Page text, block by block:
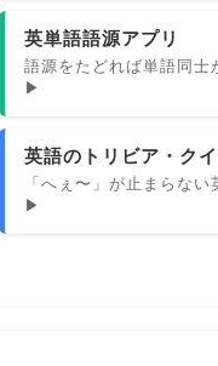
英単語語源アプリ
語源をたどれば単語同士
▶
英語のトリビア・ク
「へぇ〜」が止まらな
▶